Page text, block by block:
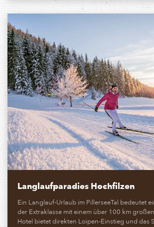
Langlaufparadies Hochfilzen
Ein Langlauf-Urlaub im PillerseeTal bedeutet
der Extraklasse mit einem über 100 km
Hotel bietet direkten Loipen-Einstieg und das